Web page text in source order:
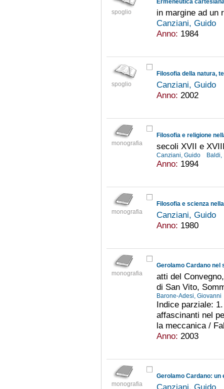
spoglio
Ermeneutica
in margine ad un
Canziani, Guido
Anno: 1984
spoglio
Canziani, Guido
Anno: 2002
monografia
Filosofia e religione
secoli XVII e
Canziani, Guido
Anno: 1994
monografia
Filosofia e scienza
Canziani, Guido
Anno: 1980
monografia
Gerolamo Cardano nel
atti del
di San Vito,
Barone-Adesi, Giovanni
Indice parziale:
affascinanti nel
la meccanica /
Anno: 2003
monografia
Gerolamo Cardano: